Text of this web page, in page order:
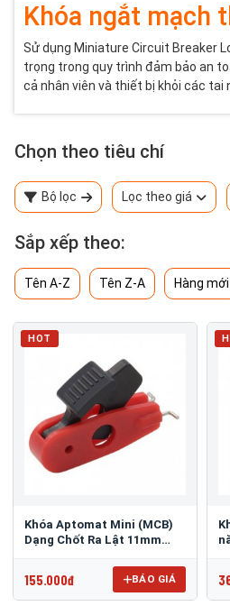
Khóa ngắt mạch
Sử dụng Miniature Circuit Breaker
trọng trong quy trình đảm bảo an
cả nhân viên và thiết bị khỏi các tai
Chọn theo tiêu chí
Bộ lọc Lọc theo giá
Sắp xếp theo:
Tên A-Z Tên Z-A Hàng mới
HOT
Khóa Aptomat Mini (MCB)
Dạng Chốt Ra Lật 11mm
155.000đ BÁO GIÁ